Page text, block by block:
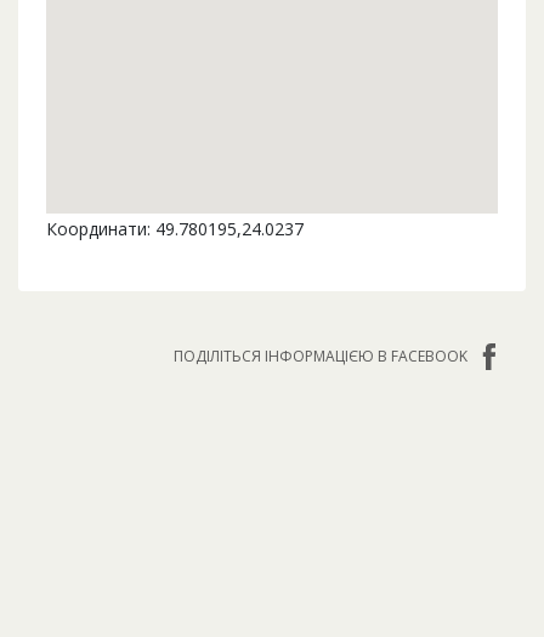
Координати: 49.780195,24.0237
ПОДІЛІТЬСЯ ІНФОРМАЦІЄЮ В FACEBOOK